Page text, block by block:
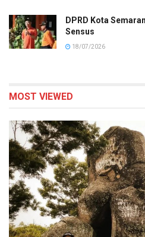
DPRD Kota
Sensus
18/07/2026
MOST VIEWED